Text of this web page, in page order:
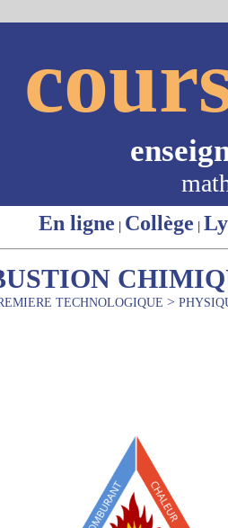
En ligne | Collège |
TECHNOLOGIQUE >